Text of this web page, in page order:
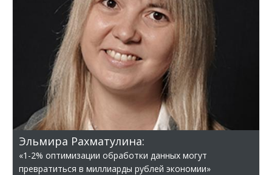
Эльмира Рахматулина:
«1-2% оптимизации обработки данных могут
превратиться в миллиарды рублей экономии»